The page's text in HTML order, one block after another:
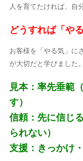
人を育てたければ、自
どうすれば「や
お客様を「やる気」に
が大切だと学びました。
見本：率先垂範
す）
信頼：先に信じ
られない）
支援：きっかけ